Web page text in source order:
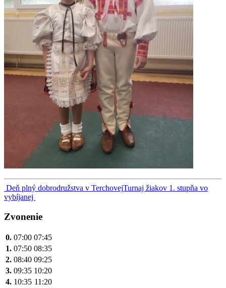
Navigácia
v
článku
Deň plný dobrodružstva v TerchovejTurnaj žiakov 1. stupňa vo
vybíjanej
Zvonenie
0. 07:00 07:45
1. 07:50 08:35
2. 08:40 09:25
3. 09:35 10:20
4. 10:35 11:20